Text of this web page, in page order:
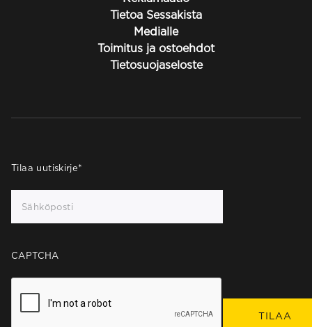
Tietoa Sessakista
Medialle
Toimitus ja ostoehdot
Tietosuojaseloste
Tilaa uutiskirje*
CAPTCHA